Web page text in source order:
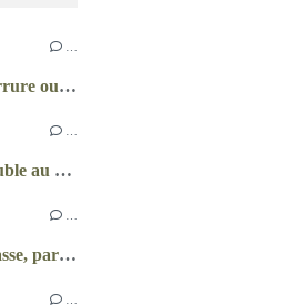
| Match Déco | fourrure ou plaid en laine
| Match Déco | Meuble au sol ou meuble suspendu ?
| match déco | terrasse, parquet bois ou pavement pierre ?